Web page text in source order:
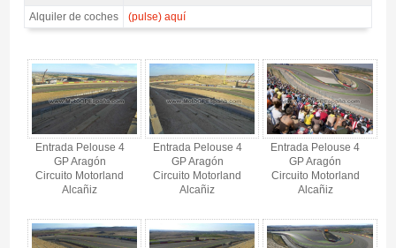
Alquiler de coches
(pulse) aquí
Entrada Pelouse 4
GP Aragón
Circuito Motorland
Alcañiz
Entrada Pelouse 4
GP Aragón
Circuito Motorland
Alcañiz
Entrada Pelouse 4
GP Aragón
Circuito Motorland
Alcañiz